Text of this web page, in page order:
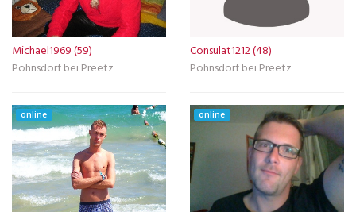
Michael1969 (59)
Pohnsdorf bei Preetz
Consulat1212 (48)
Pohnsdorf bei Preetz
online online